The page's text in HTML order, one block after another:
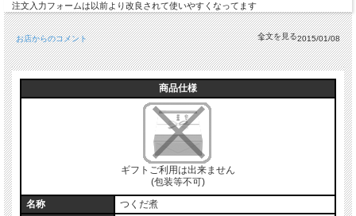
注文入力フォームは以前より改良されて使いやすくなってます
お店からのコメント 2015/01/08
商品仕様
ギフトご利用は出来ません
(包装等不可)
名称
つくだ煮